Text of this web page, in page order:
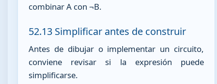
combinar A con ¬B.
52.13 Simplificar antes de construir
Antes de dibujar o implementar un circuito,
conviene revisar si la expresión puede
simplificarse.